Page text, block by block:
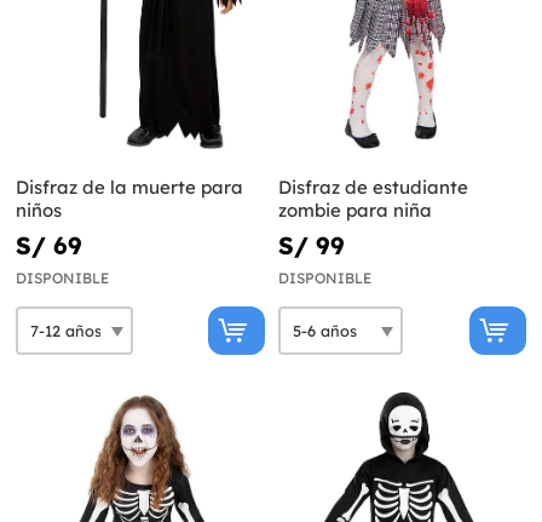
Disfraz de la muerte para
niños
S/ 69
DISPONIBLE
Disfraz de estudiante
zombie para niña
S/ 99
DISPONIBLE